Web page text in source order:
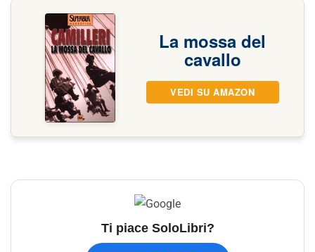
La mossa del
cavallo
VEDI SU AMAZON
Ti piace SoloLibri?